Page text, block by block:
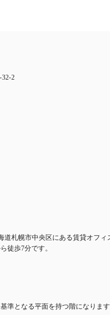
2
道札幌市中央区にある賃貸オフ
徒歩7分です。
準となる平面を持つ階になりま